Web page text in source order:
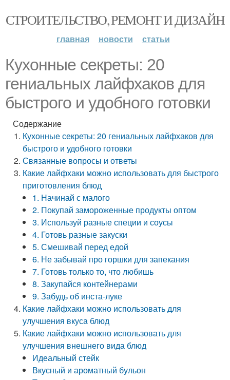
СТРОИТЕЛЬСТВО, РЕМОНТ И ДИЗАЙН
главная новости статьи
Кухонные секреты: 20
гениальных лайфхаков для
быстрого и удобного готовки
Содержание
Кухонные секреты: 20 гениальных лайфхаков для
быстрого и удобного готовки
Связанные вопросы и ответы
Какие лайфхаки можно использовать для быстрого
приготовления блюд
1. Начинай с малого
2. Покупай замороженные продукты оптом
3. Используй разные специи и соусы
4. Готовь разные закуски
5. Смешивай перед едой
6. Не забывай про горшки для запекания
7. Готовь только то, что любишь
8. Закупайся контейнерами
9. Забудь об инста-луке
Какие лайфхаки можно использовать для
улучшения вкуса блюд
Какие лайфхаки можно использовать для
улучшения внешнего вида блюд
Идеальный стейк
Вкусный и ароматный бульон